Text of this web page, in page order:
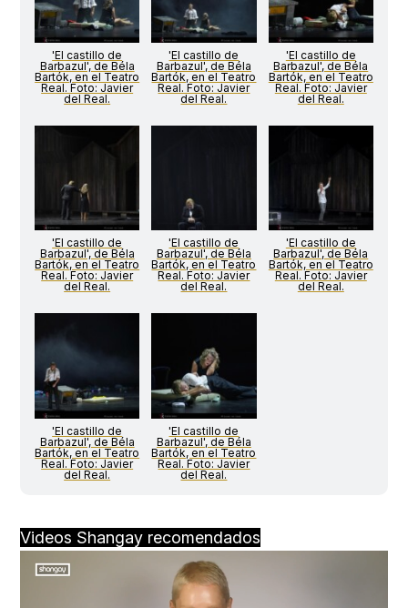
'El castillo de
Barbazul', de Béla
Bartók, en el Teatro
Real. Foto: Javier
del Real.
'El castillo de
Barbazul', de Béla
Bartók, en el Teatro
Real. Foto: Javier
del Real.
'El castillo de
Barbazul', de Béla
Bartók, en el Teatro
Real. Foto: Javier
del Real.
'El castillo de
Barbazul', de Béla
Bartók, en el Teatro
Real. Foto: Javier
del Real.
'El castillo de
Barbazul', de Béla
Bartók, en el Teatro
Real. Foto: Javier
del Real.
'El castillo de
Barbazul', de Béla
Bartók, en el Teatro
Real. Foto: Javier
del Real.
'El castillo de
Barbazul', de Béla
Bartók, en el Teatro
Real. Foto: Javier
del Real.
'El castillo de
Barbazul', de Béla
Bartók, en el Teatro
Real. Foto: Javier
del Real.
Videos Shangay recomendados